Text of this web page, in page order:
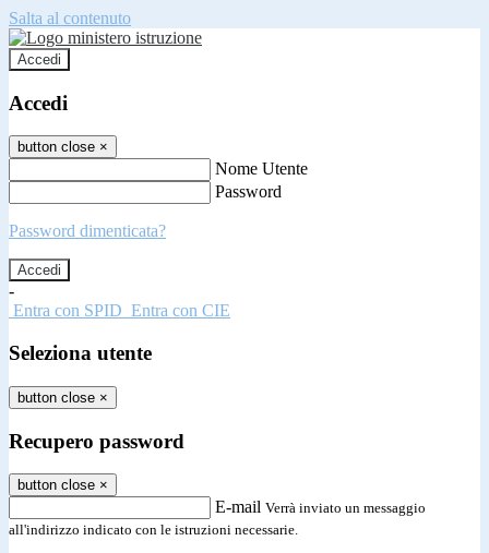
Salta al contenuto
Accedi
Accedi
button close ×
Nome Utente
Password
Password dimenticata?
-
Entra con SPID Entra con CIE
Seleziona utente
button close ×
Recupero password
button close ×
E-mail Verrà inviato un messaggio
all'indirizzo indicato con le istruzioni necessarie.